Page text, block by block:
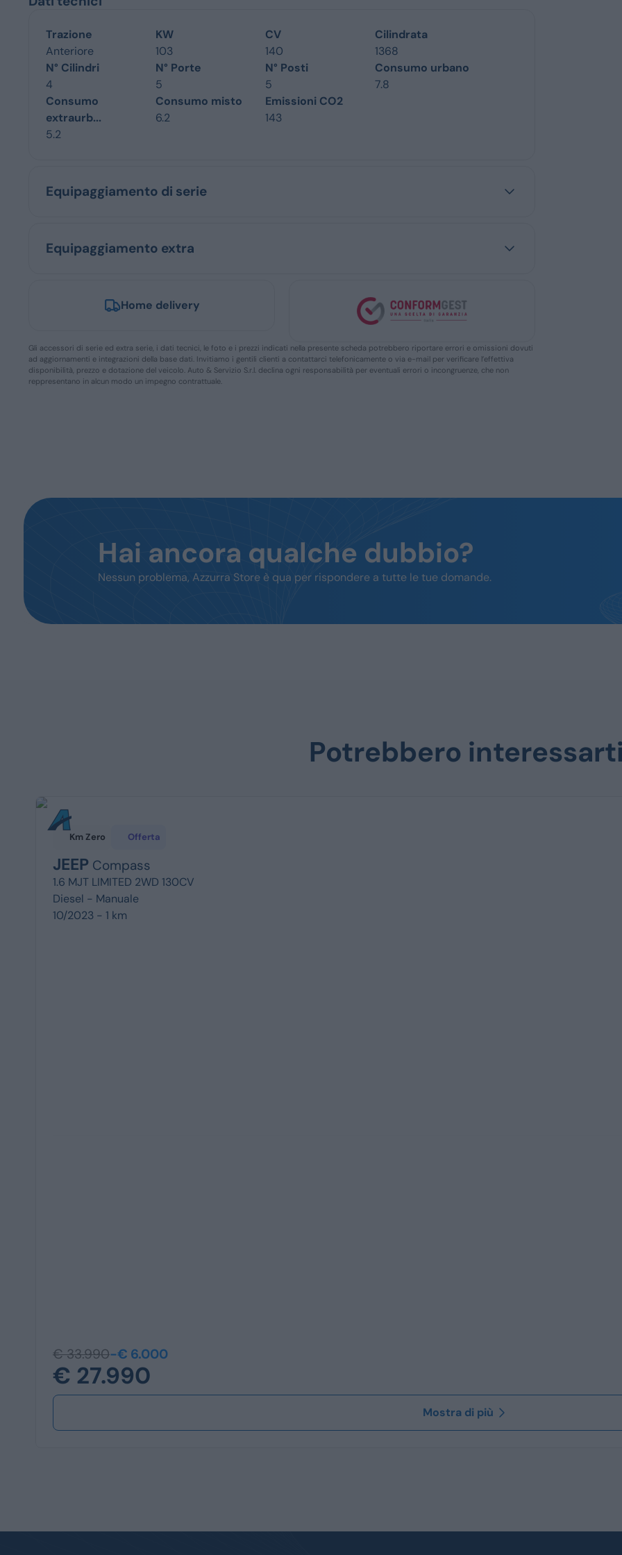
Trazione
Anteriore
KW
103
CV
140
Cilindrata
1368
N° Cilindri
4
N° Porte
5
N° Posti
5
Consumo urbano
7.8
Consumo
extraurb...
5.2
Consumo misto
6.2
Emissioni CO2
143
Equipaggiamento di serie
Equipaggiamento extra
Home delivery
Gli accessori di serie ed extra serie, i dati tecnici, le foto e i prezzi indicati nella presente scheda potrebbero riportare errori e omissioni dovuti
ad aggiornamenti e integrazioni della base dati. Invitiamo i gentili clienti a contattarci telefonicamente o via e-mail per verificare l’effettiva
disponibilità, prezzo e dotazione del veicolo. Auto & Servizio S.r.l. declina ogni responsabilità per eventuali errori o incongruenze, che non
reppresentano in alcun modo un impegno contrattuale.
Hai ancora qualche dubbio?
Nessun problema, Azzurra Store è qua per rispondere a tutte le tue domande.
Potrebbero
Km Zero Offerta
JEEP Compass
1.6 MJT LIMITED 2WD 130CV
Diesel - Manuale
10/2023 - 1 km
€ 33.990-€ 6.000
€ 27.990
Mostra di più